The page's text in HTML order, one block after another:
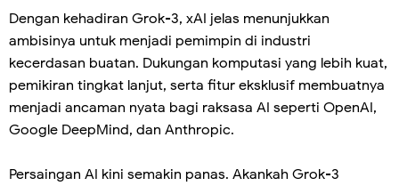
Dengan kehadiran Grok-3, xAI jelas menunjukkan
ambisinya untuk menjadi pemimpin di industri
kecerdasan buatan. Dukungan komputasi yang lebih kuat,
pemikiran tingkat lanjut, serta fitur eksklusif membuatnya
menjadi ancaman nyata bagi raksasa AI seperti OpenAI,
Google DeepMind, dan Anthropic.
Persaingan AI kini semakin panas. Akankah Grok-3